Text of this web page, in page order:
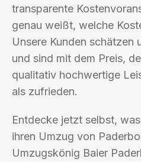
transparente
genau weißt, welche
Unsere Kunden schätzen
und sind mit dem Preis,
qualitativ hochwertige
als zufrieden.
Entdecke jetzt selbst,
ihren Umzug von
Umzugskönig Baier